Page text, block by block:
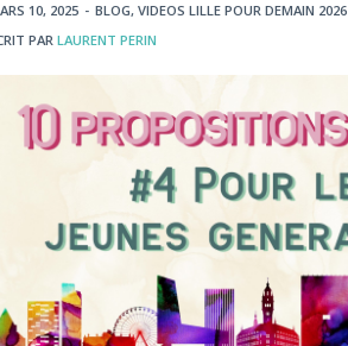
10, 2025 - BLOG, VIDEOS LILLE POUR DEMAIN 2026
PARLAURENT PERIN